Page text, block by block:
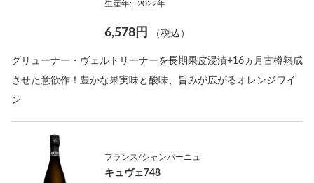
生産年: 2022年
6,578円 （税込）
グリューナー・ヴェルトリーナーを長期果皮浸漬+16ヵ月古樽熟成
させた意欲作！豊かな果実味と酸味、旨みが広がるオレンジワイ
ン
フランス/シャンパーニュ
キュヴェ748